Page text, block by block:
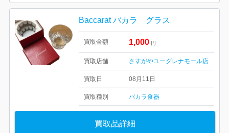
Baccarat バカラ グラス
買取金額 1,000 円
買取店舗 さすがやユーグレナモール店
買取日 08月11日
買取種別 バカラ食器
買取品詳細